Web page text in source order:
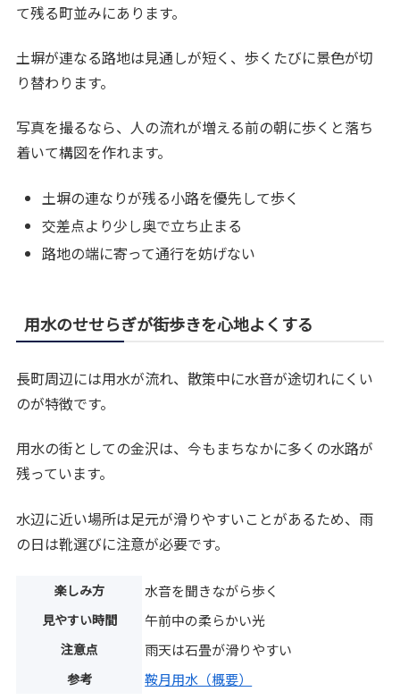
て残る町並みにあります。
土塀が連なる路地は見通しが短く、歩くたびに景色が切
り替わります。
写真を撮るなら、人の流れが増える前の朝に歩くと落ち
着いて構図を作れます。
土塀の連なりが残る小路を優先して歩く
交差点より少し奥で立ち止まる
路地の端に寄って通行を妨げない
用水のせせらぎが街歩きを心地よくする
長町周辺には用水が流れ、散策中に水音が途切れにくい
のが特徴です。
用水の街としての金沢は、今もまちなかに多くの水路が
残っています。
水辺に近い場所は足元が滑りやすいことがあるため、雨
の日は靴選びに注意が必要です。
楽しみ方 水音を聞きながら歩く
見やすい時間 午前中の柔らかい光
注意点 雨天は石畳が滑りやすい
参考 鞍月用水（概要）